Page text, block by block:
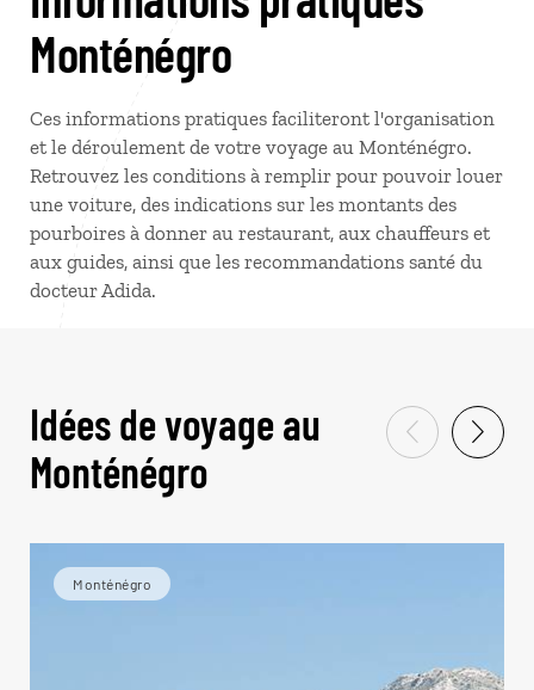
Monténégro
Ces informations pratiques faciliteront l'organisation
et le déroulement de votre voyage au Monténégro.
Retrouvez les conditions à remplir pour pouvoir louer
une voiture, des indications sur les montants des
pourboires à donner au restaurant, aux chauffeurs et
aux guides, ainsi que les recommandations santé du
docteur Adida.
Idées de voyage au
Monténégro
Monténégro